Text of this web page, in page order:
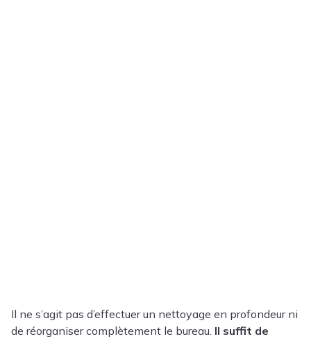
Il ne s’agit pas d’effectuer un nettoyage en profondeur ni
de réorganiser complètement le bureau. Il suffit de